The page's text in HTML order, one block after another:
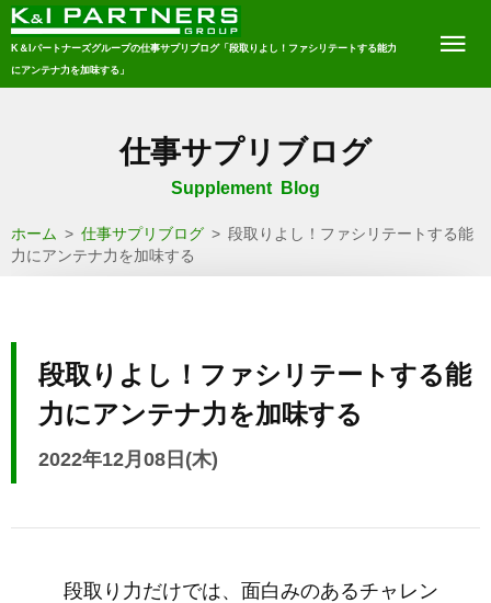
K＆Iパートナーズグループの仕事サプリブログ「段取りよし！ファシリテートする能力
にアンテナ力を加味する」
仕事サプリブログ
Supplement Blog
ホーム > 仕事サプリブログ > 段取りよし！ファシリテートする能
力にアンテナ力を加味する
段取りよし！ファシリテートする能
力にアンテナ力を加味する
2022年12月08日(木)
段取り力だけでは、面白みのあるチャレン